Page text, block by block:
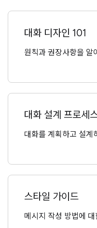
대화 디자인 101
원칙과 권장사항을 알
대화 설계 프로세
대화를 계획하고 설계
스타일 가이드
메시지 작성 방법에